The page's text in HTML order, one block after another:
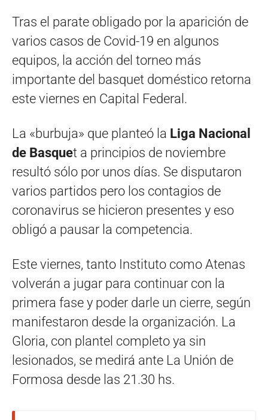
Tras el parate obligado por la aparición de
varios casos de Covid-19 en algunos
equipos, la acción del torneo más
importante del basquet doméstico retorna
este viernes en Capital Federal.
La «burbuja» que planteó la Liga Nacional
de Basquet a principios de noviembre
resultó sólo por unos días. Se disputaron
varios partidos pero los contagios de
coronavirus se hicieron presentes y eso
obligó a pausar la competencia.
Este viernes, tanto Instituto como Atenas
volverán a jugar para continuar con la
primera fase y poder darle un cierre, según
manifestaron desde la organización. La
Gloria, con plantel completo ya sin
lesionados, se medirá ante La Unión de
Formosa desde las 21.30 hs.